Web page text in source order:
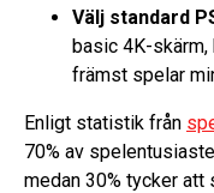
Välj standard
basic 4K-skärm,
främst spelar
Enligt statistik från
70% av
medan 30% tycker